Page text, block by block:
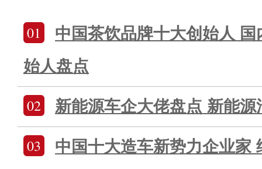
01
中国茶饮品牌十大创始人
始人盘点
02 新能源车企大佬盘点 新能
03
中国十大造车新势力企业家